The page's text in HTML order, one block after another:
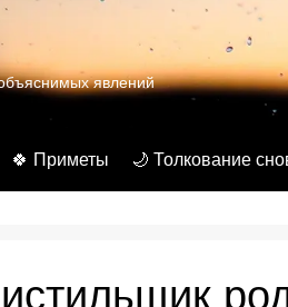
явлений
🍀 Приметы 🌙 Толкование